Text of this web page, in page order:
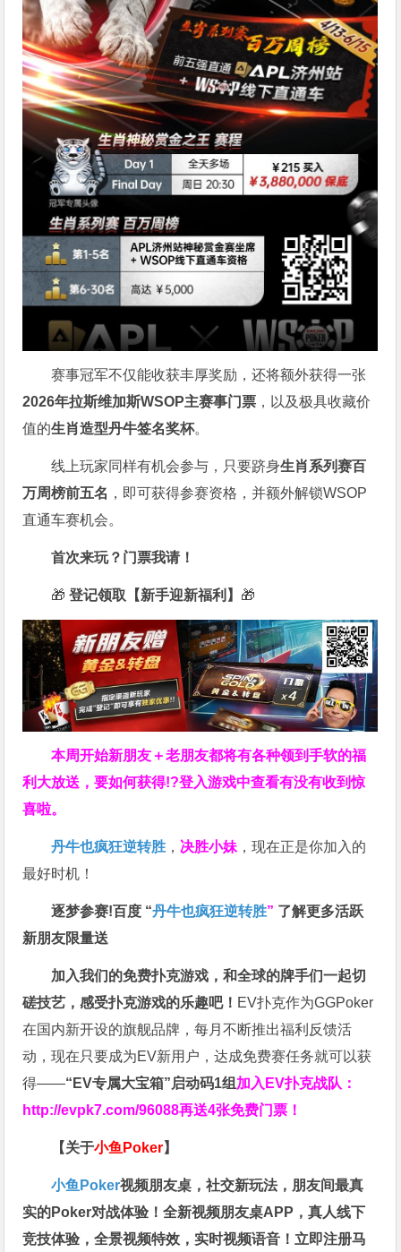
赛事冠军不仅能收获丰厚奖励，还将额外获得一张
2026年拉斯维加斯WSOP主赛事门票 ，以及极具收藏价
值的生肖造型丹牛签名奖杯。
线上玩家同样有机会参与，只要跻身生肖系列赛百
万周榜前五名 ，即可获得参赛资格，并额外解锁WSOP
直通车赛机会。
首次来玩？门票我请！
🎁 登记领取【新手迎新福利】 🎁
本周开始新朋友＋老朋友都将有各种领到手软的福
利大放送，要如何获得!?登入游戏中查看有没有收到惊
喜啦。
丹牛也疯狂逆转胜 ， 决胜小妹 ，现在正是你加入的
最好时机！
逐梦参赛!百度 “丹牛也疯狂逆转胜” 了解更多活跃
新朋友限量送
加入我们的免费扑克游戏，和全球的牌手们一起切
磋技艺，感受扑克游戏的乐趣吧！ EV扑克作为GGPoker
在国内新开设的旗舰品牌，每月不断推出福利反馈活
动，现在只要成为EV新用户，达成免费赛任务就可以获
得——“EV专属大宝箱”启动码1组 加入EV扑克战队：
http://evpk7.com/96088再送4张免费门票！
【关于小鱼Poker】
小鱼Poker视频朋友桌，社交新玩法，朋友间最真
实的Poker对战体验！全新视频朋友桌APP，真人线下
竞技体验，全景视频特效，实时视频语音！立即注册马